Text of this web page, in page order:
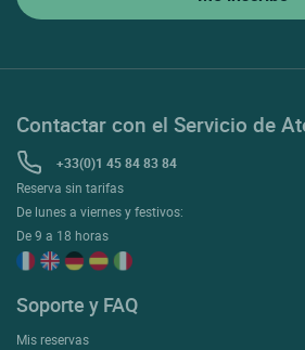
Contactar con el Servicio de
+33(0)1 45 84 83 84
Reserva sin tarifas
De lunes a viernes y festivos:
De 9 a 18 horas
Soporte y FAQ
Mis reservas